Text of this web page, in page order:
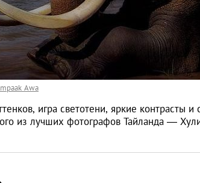
Париж
Паттайя
Пхукет
Петербург
Awa
игра светотени, яркие контрасты
из лучших фотографов Тайланда —